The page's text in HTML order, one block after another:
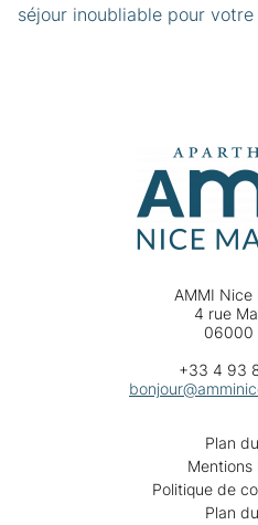
séjour inoubliable pour votre
AMMI Nice
4 rue
06000
+33 4 93
Plan
Mentions
Politique de
Plan